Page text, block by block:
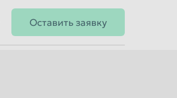
Оставить заявку